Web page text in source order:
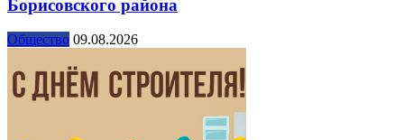
Борисовского района
Общество 09.08.2026